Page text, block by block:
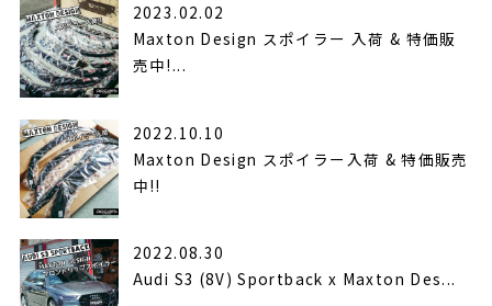
2023.02.02
Maxton Design スポイラー 入荷 & 特価販
売中!...
2022.10.10
Maxton Design スポイラー入荷 & 特価販売
中!!
2022.08.30
Audi S3 (8V) Sportback x Maxton Des...